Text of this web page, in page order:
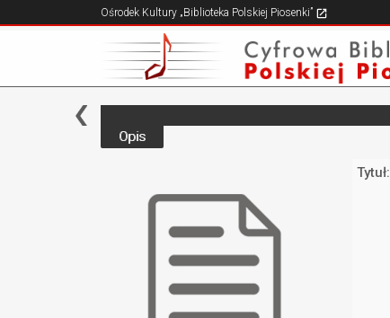
Ośrodek Kultury „Biblioteka Polskiej Piosenki”
Opis
Tytuł: